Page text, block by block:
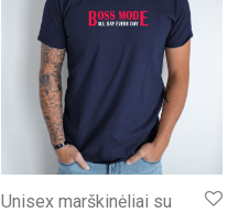
Unisex marškinėliai su